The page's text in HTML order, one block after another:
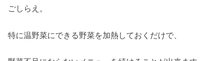
ごしらえ。
特に温野菜にできる野菜を加熱しておくだけで、